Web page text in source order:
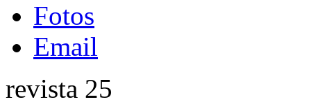
Fotos
Email
revista 25